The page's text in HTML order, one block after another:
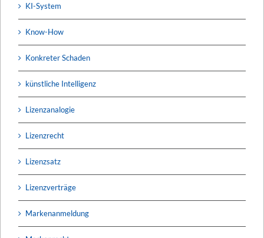
KI-System
Know-How
Konkreter Schaden
künstliche Intelligenz
Lizenzanalogie
Lizenzrecht
Lizenzsatz
Lizenzverträge
Markenanmeldung